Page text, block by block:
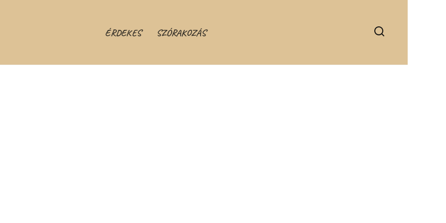
ÉRDEKES SZÓRAKOZÁS